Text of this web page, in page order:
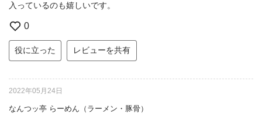
入っているのも嬉しいです。
0
役に立った レビューを共有
2022年05月24日
なんつッ亭 らーめん（ラーメン・豚骨）